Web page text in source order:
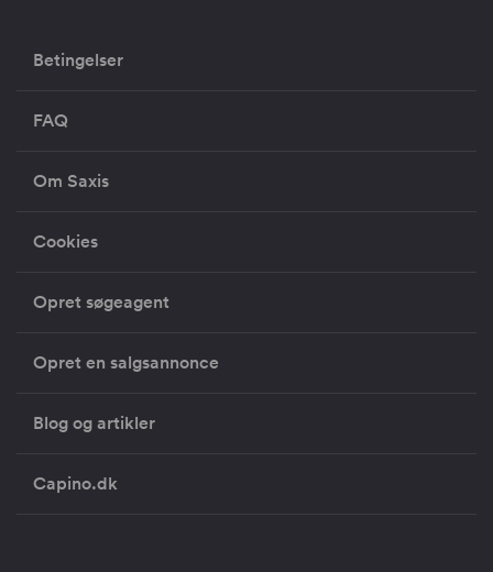
Betingelser
FAQ
Om Saxis
Cookies
Opret søgeagent
Opret en salgsannonce
Blog og artikler
Capino.dk